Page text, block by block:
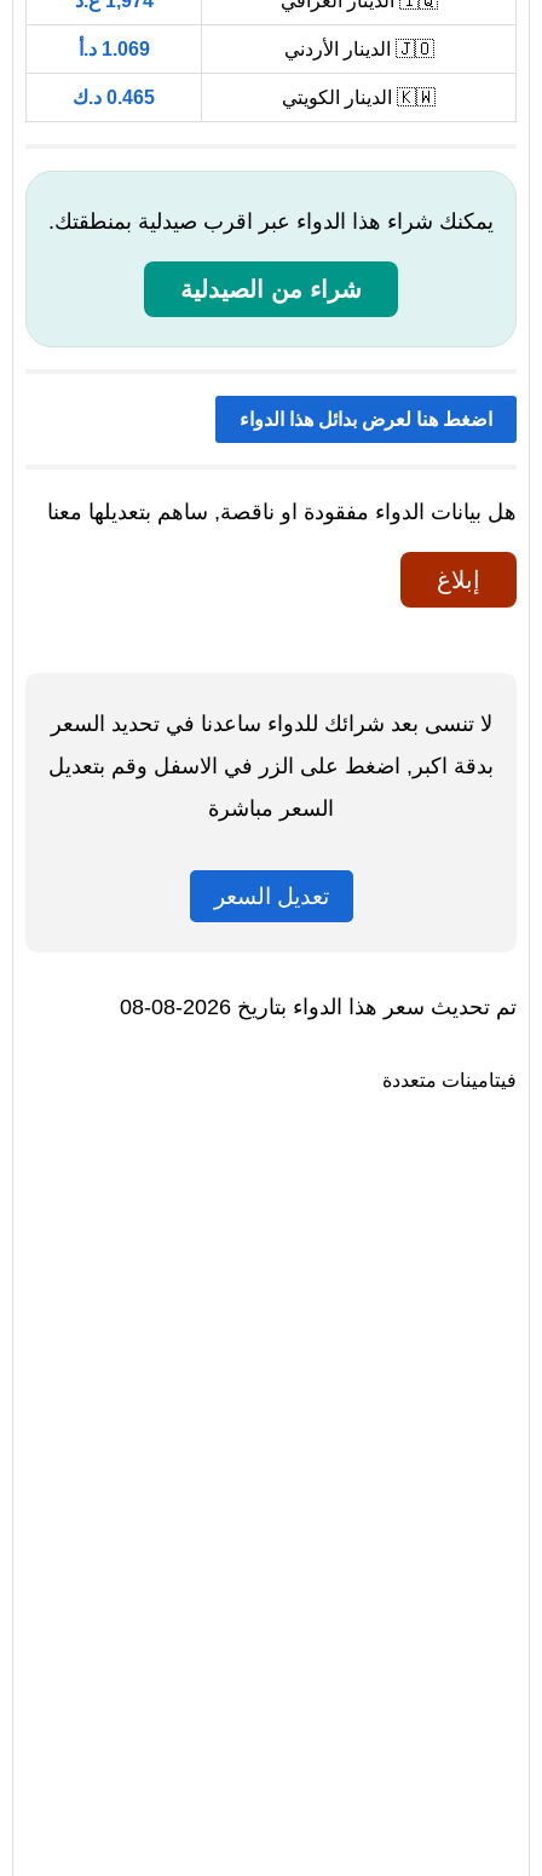
🇯🇴 الدينار الأردني 1.069 د.أ
🇰🇼 الدينار الكويتي 0.465 د.ك
يمكنك شراء هذا الدواء عبر اقرب صيدلية بمنطقتك.
شراء من الصيدلية
اضغط هنا لعرض بدائل هذا الدواء
هل بيانات الدواء مفقودة او ناقصة, ساهم بتعديلها معنا
إبلاغ
لا تنسى بعد شرائك للدواء ساعدنا في تحديد السعر
بدقة اكبر, اضغط على الزر في الاسفل وقم بتعديل
السعر مباشرة
تعديل السعر
تم تحديث سعر هذا الدواء بتاريخ 2026-08-08
فيتامينات متعددة